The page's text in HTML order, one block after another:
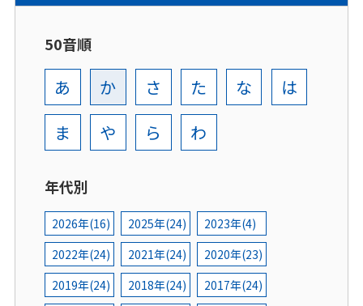
50音順
あ か さ た な
は
ま
や ら わ
年代別
2026年(16) 2025年(24)
2023年(4)
2022年(24)
2021年(24)
2020年(23)
2019年(24)
2018年(24)
2017年(24)